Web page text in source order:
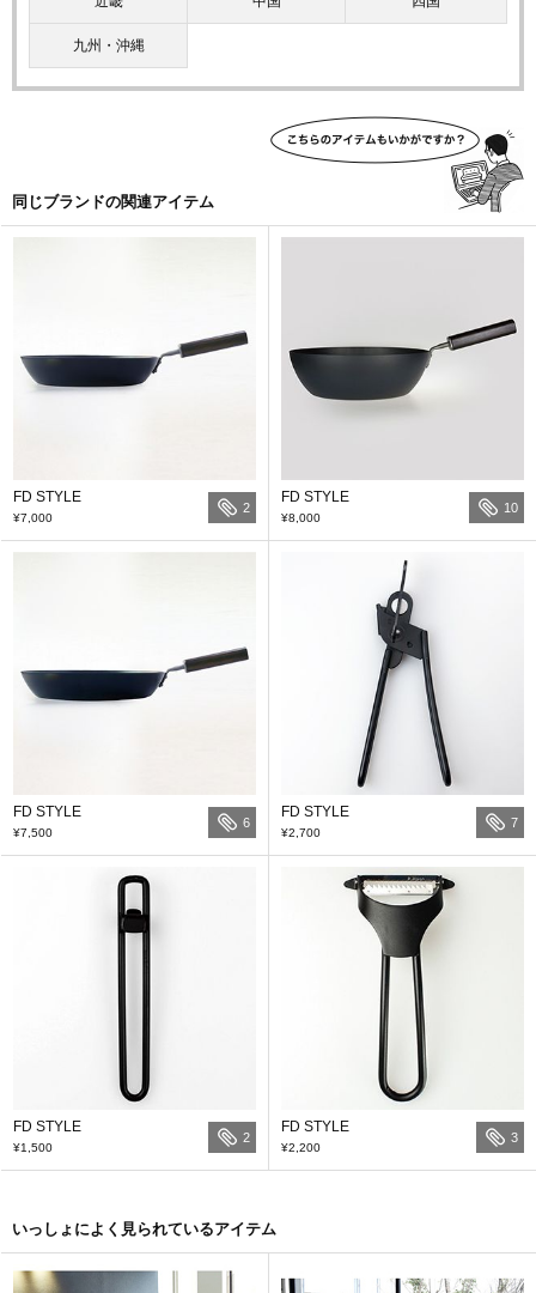
九州・沖縄
同じブランドの関連アイテム
FD STYLE
¥7,000
2
FD STYLE
¥8,000
10
FD STYLE
¥7,500
6
FD STYLE
¥2,700
7
FD STYLE
¥1,500
2
FD STYLE
¥2,200
3
いっしょによく見られているアイテム